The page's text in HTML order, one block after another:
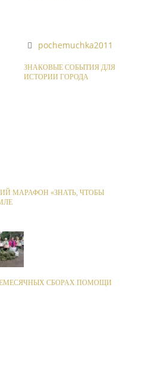
pochemuchka2011
ЗНАКОВЫЕ СОБЫТИЯ ДЛЯ
ИСТОРИИ ГОРОДА
МАРАФОН «ЗНАТЬ, ЧТОБЫ
СБОРАХ ПОМОЩИ